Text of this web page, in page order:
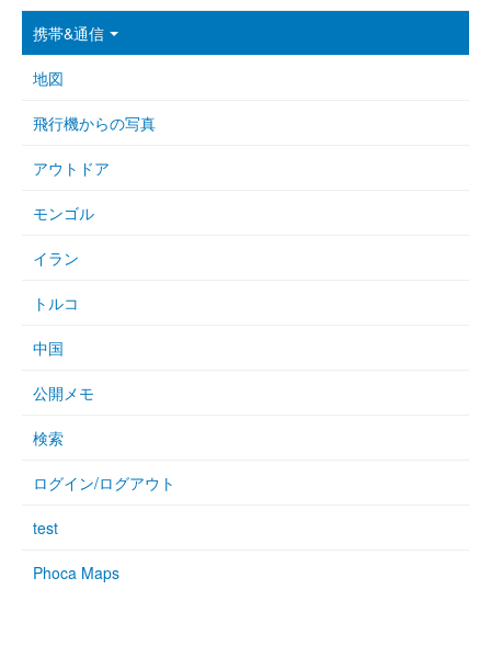
携帯&通信
地図
飛行機からの写真
アウトドア
モンゴル
イラン
トルコ
中国
公開メモ
検索
ログイン/ログアウト
test
Phoca Maps